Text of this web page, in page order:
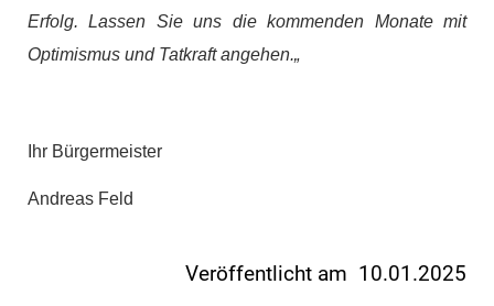
Erfolg. Lassen Sie uns die kommenden Monate mit
Optimismus und Tatkraft angehen.„
Ihr Bürgermeister
Andreas Feld
Veröffentlicht am 10.01.2025